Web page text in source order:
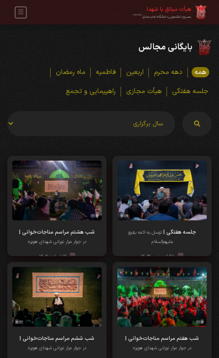
هیأت میثاق با شهدا
بسیج دانشجویی دانشگاه امام صادقعلیه‌السلام
بایگانی مجالس
همه دهه محرم اربعین فاطمیه
ماه رمضان
جلسه هفتگی
هیأت مجازی راهپیمایی و تجمع
جلسه هفتگی | توسل به ائمه بقیع
علیهم‌السلام
۲۸ فروردین ۱۴۰۳
شب هشتم مراسم مناجات‌خوانی |
در جوار مزار نورانی شهدای هویزه
۱۹ اسفند ۱۴۰۲
شب هفتم مراسم مناجات‌خوانی |
در جوار مزار نورانی شهدای هویزه
شب ششم مراسم مناجات‌خوانی |
در جوار مزار نورانی شهدای هویزه